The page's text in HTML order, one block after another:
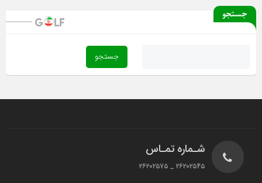
جستجو
شـماره تمـاس
۲۶۲۰۲۵۴۵ _ ۲۶۲۰۲۵۷۵